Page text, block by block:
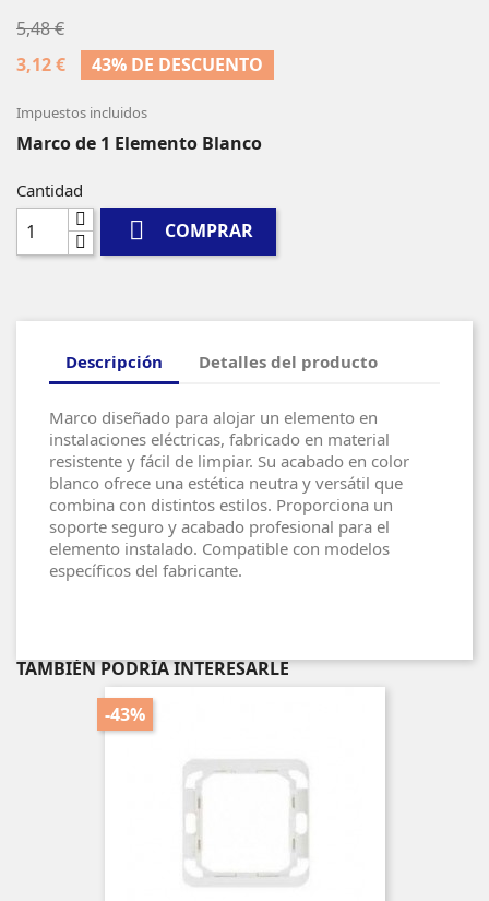
5,48 €
3,12 €
43% DE DESCUENTO
Impuestos incluidos
Marco de 1 Elemento Blanco
Cantidad
 COMPRAR
Descripción Detalles del producto
Marco diseñado para alojar un elemento en
instalaciones eléctricas, fabricado en material
resistente y fácil de limpiar. Su acabado en color
blanco ofrece una estética neutra y versátil que
combina con distintos estilos. Proporciona un
soporte seguro y acabado profesional para el
elemento instalado. Compatible con modelos
específicos del fabricante.
TAMBIÉN PODRÍA INTERESARLE
-43%